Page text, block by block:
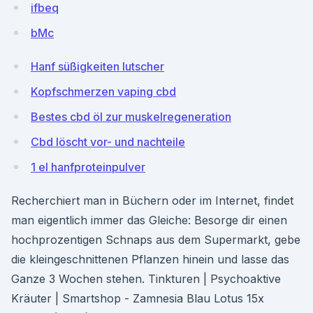
ifbeq
bMc
Hanf süßigkeiten lutscher
Kopfschmerzen vaping cbd
Bestes cbd öl zur muskelregeneration
Cbd löscht vor- und nachteile
1 el hanfproteinpulver
Recherchiert man in Büchern oder im Internet, findet
man eigentlich immer das Gleiche: Besorge dir einen
hochprozentigen Schnaps aus dem Supermarkt, gebe
die kleingeschnittenen Pflanzen hinein und lasse das
Ganze 3 Wochen stehen. Tinkturen | Psychoaktive
Kräuter | Smartshop - Zamnesia Blau Lotus 15x